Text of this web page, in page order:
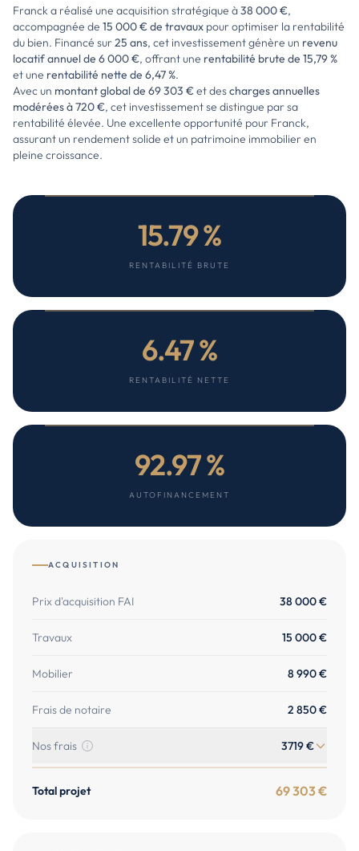
Franck a réalisé une acquisition stratégique à38 000 €,
accompagnée de 15 000 € de travaux pour optimiser la rentabilité
du bien. Financé sur25 ans, cet investissement génère un revenu
locatif annuel de 6 000 €, offrant une rentabilité brute de 15,79 %
et une rentabilité nette de 6,47 %.
Avec un montant global de 69 303 €et descharges annuelles
modérées à 720 €, cet investissement se distingue par sa
rentabilité élevée. Une excellente opportunité pour Franck,
assurant un rendement solide et un patrimoine immobilier en
pleine croissance.
15.79 %
RENTABILITÉ BRUTE
6.47 %
RENTABILITÉ NETTE
92.97 %
AUTOFINANCEMENT
ACQUISITION
Prix d'acquisition FAI 38 000€
Travaux 15 000€
Mobilier 8 990€
Frais de notaire 2 850€
Nos frais 3719€
Total projet 69 303€